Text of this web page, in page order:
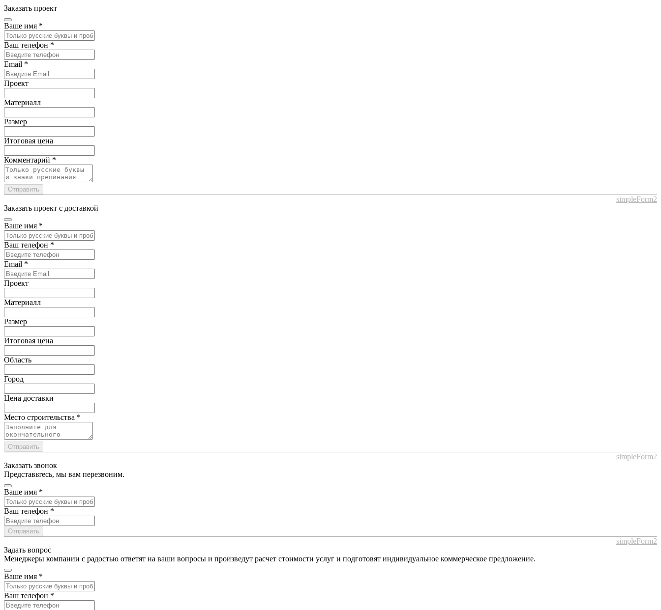
Заказать проект
Ваше имя *
Ваш телефон *
Email *
Проект
Материалл
Размер
Итоговая цена
Комментарий *
Отправить
simpleForm2
Заказать проект с доставкой
Ваше имя *
Ваш телефон *
Email *
Проект
Материалл
Размер
Итоговая цена
Область
Город
Цена доставки
Место строительства *
Отправить
simpleForm2
Заказать звонок
Представьтесь, мы вам перезвоним.
Ваше имя *
Ваш телефон *
Отправить
simpleForm2
Задать вопрос
Менеджеры компании с радостью ответят на ваши вопросы и произведут расчет стоимости услуг и подготовят индивидуальное коммерческое предложение.
Ваше имя *
Ваш телефон *